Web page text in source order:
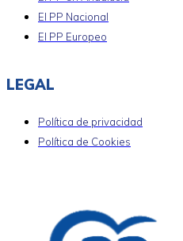
El PP Nacional
El PP Europeo
LEGAL
Política de privacidad
Política de Cookies